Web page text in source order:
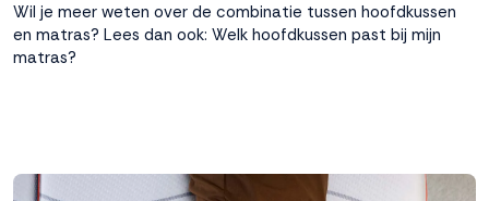
Wil je meer weten over de combinatie tussen hoofdkussen
en matras? Lees dan ook: Welk hoofdkussen past bij mijn
matras?